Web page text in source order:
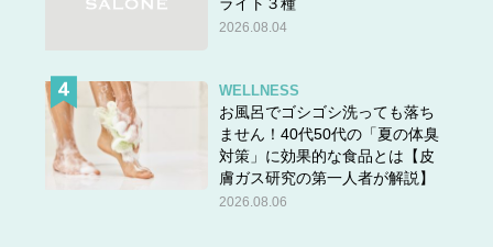
刊 1,430円（税込）
2026.08.04
WELLNESS
お風呂でゴシゴシ洗っても落ち
ません！40代50代の「夏の体臭
対策」に効果的な食品とは【皮
膚ガス研究の第一人者が解説】
2026.08.06